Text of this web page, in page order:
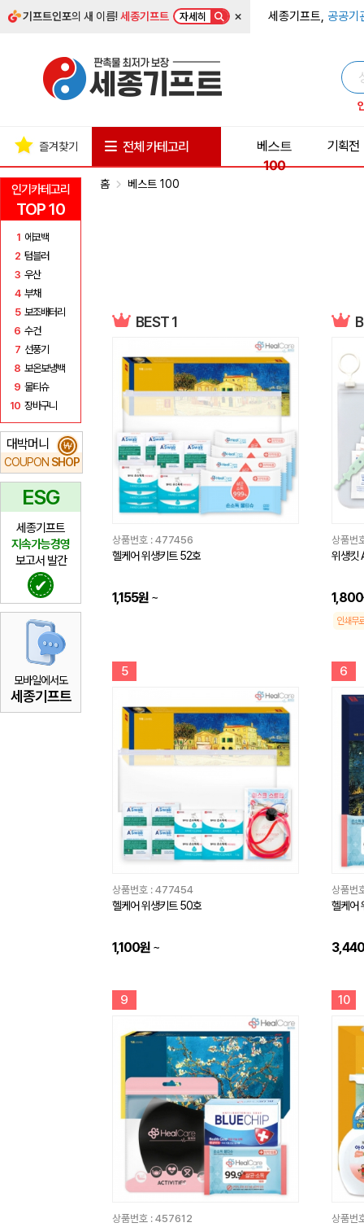
기프트인포의 새 이름!세종기프트 자세히 × 세종기프트, 공공기
인기카테고리
TOP 10
1 에코백
2 텀블러
3 우산
4 부채
5 보조배터리
6 수건
7 선풍기
8 보온보냉백
9 물티슈
10 장바구니
대박머니
COUPON SHOP
₩
ESG
세종기프트
지속가능경영
보고서 발간
✔
모바일에서도
세종기프트
즐겨찾기 전체 카테고리
베스트
100
기획전
홈 베스트 100
BEST 1
상품번호 : 477456
헬케어 위생키트 52호
1,155원 ~
상품번
위생킷
인쇄무
5
상품번호 : 477454
헬케어 위생키트 50호
1,100원 ~
6
상품번
헬케어
9
상품번호 : 457612
10
상품번